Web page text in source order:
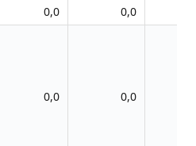
0,0
0,0
0,0 0,0